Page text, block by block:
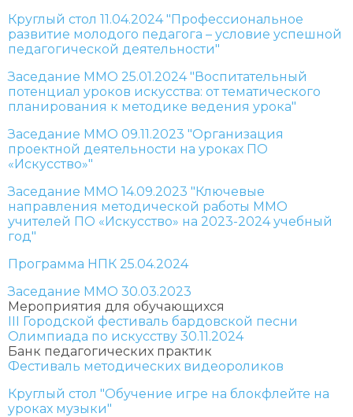
Круглый стол 11.04.2024 "Профессиональное
развитие молодого педагога – условие успешной
педагогической деятельности"
Заседание ММО 25.01.2024 "Воспитательный
потенциал уроков искусства: от тематического
планирования к методике ведения урока"
Заседание ММО 09.11.2023 "Организация
проектной деятельности на уроках ПО
«Искусство»"
Заседание ММО 14.09.2023 "Ключевые
направления методической работы ММО
учителей ПО «Искусство» на 2023-2024 учебный
год"
Программа НПК 25.04.2024
Заседание ММО 30.03.2023
Мероприятия для обучающихся
III Городской фестиваль бардовской песни
Олимпиада по искусству 30.11.2024
Банк педагогических практик
Фестиваль методических видеороликов
Круглый стол "Обучение игре на блокфлейте на
уроках музыки"